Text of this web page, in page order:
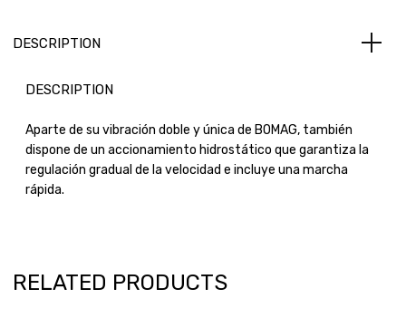
DESCRIPTION
DESCRIPTION
Aparte de su vibración doble y única de BOMAG, también
dispone de un accionamiento hidrostático que garantiza la
regulación gradual de la velocidad e incluye una marcha
rápida.
RELATED PRODUCTS